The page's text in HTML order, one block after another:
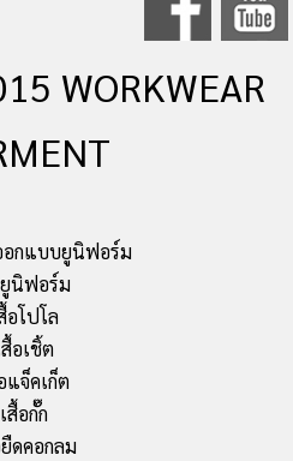
WORKWEAR
อกแบบยูนิฟอร์ม
นิฟอร์ม
อโปโล
สื้อเชิ้ต
แจ็คเก็ต
เสื้อกั๊ก
ดคอกลม